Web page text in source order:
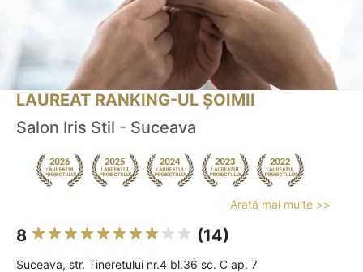
LAUREAT RANKING-UL ȘOIMII
Salon Iris Stil - Suceava
Arată mai multe >>
8 (14)
Suceava, str. Tineretului nr.4 bl.36 sc. C ap. 7